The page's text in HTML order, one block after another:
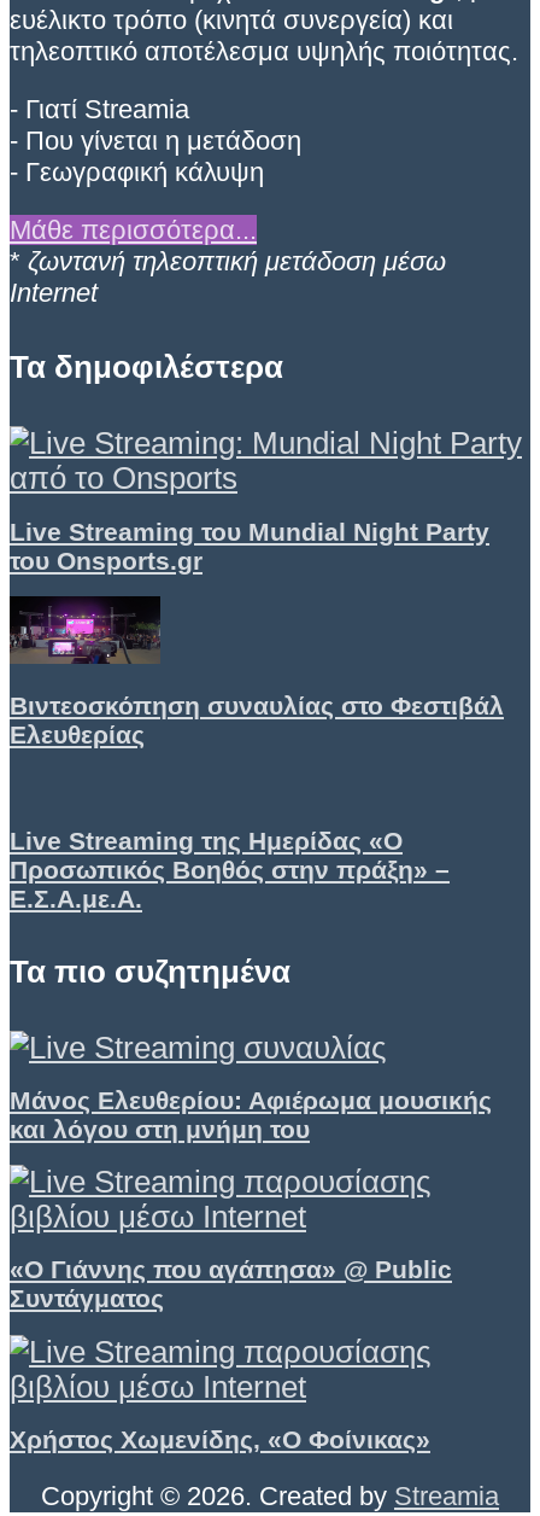
ευέλικτο τρόπο (κινητά συνεργεία) και
τηλεοπτικό αποτέλεσμα υψηλής ποιότητας.
- Γιατί Streamia
- Που γίνεται η μετάδοση
- Γεωγραφική κάλυψη
Μάθε περισσότερα...
* ζωντανή τηλεοπτική μετάδοση μέσω
Internet
Τα δημοφιλέστερα
Live Streaming του Mundial Night Party
του Onsports.gr
Βιντεοσκόπηση συναυλίας στο Φεστιβάλ
Ελευθερίας
Live Streaming της Ημερίδας «Ο
Προσωπικός Βοηθός στην πράξη» –
Ε.Σ.Α.με.Α.
Τα πιο συζητημένα
Μάνος Ελευθερίου: Αφιέρωμα μουσικής
και λόγου στη μνήμη του
«Ο Γιάννης που αγάπησα» @ Public
Συντάγματος
Χρήστος Χωμενίδης, «Ο Φοίνικας»
Copyright © 2026. Created by Streamia